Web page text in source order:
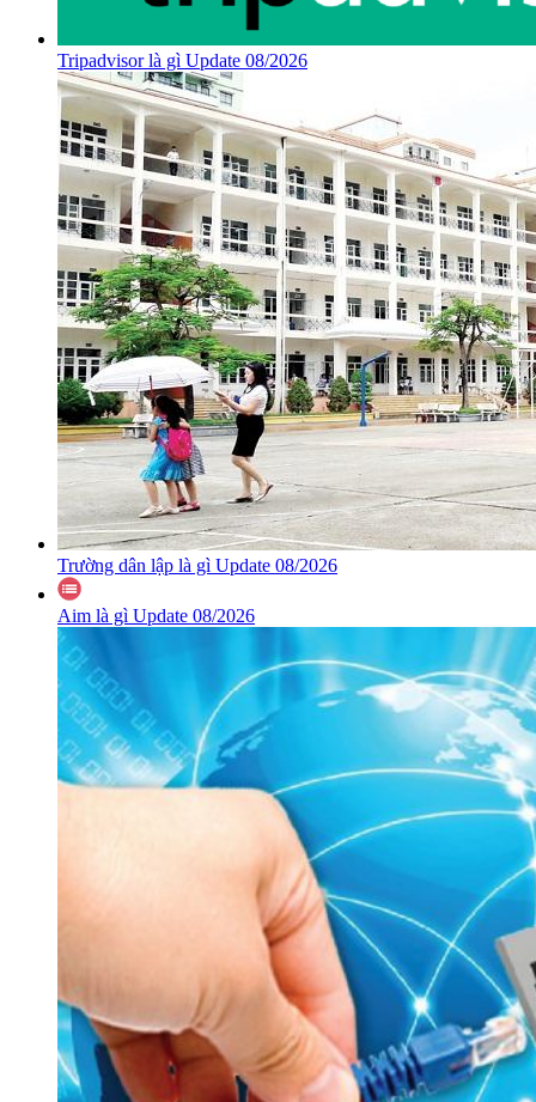
Tripadvisor là gì Update 08/2026
Trường dân lập là gì Update 08/2026
Aim là gì Update 08/2026